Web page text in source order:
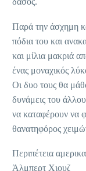
Παρά την άσχημη
πόδια του και
και μίλια μακριά
ένας μοναχικός
Οι δυο τους θα
δυνάμεις του
να καταφέρουν να
θανατηφόρος
Περιπέτεια
Άλμπερτ Χιουζ